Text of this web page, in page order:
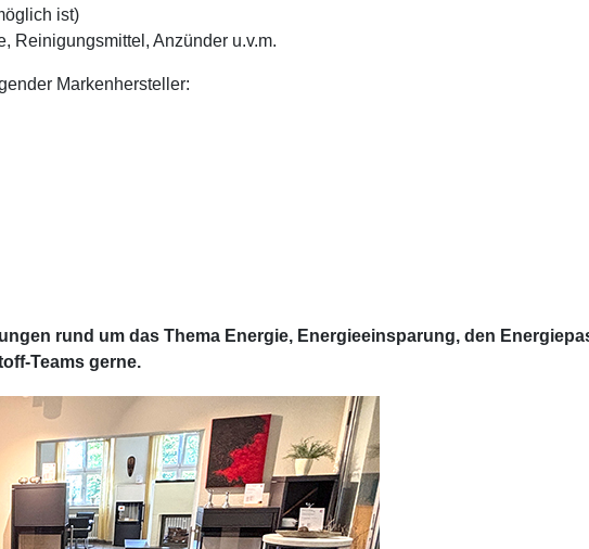
ist)
Reinigungsmittel, Anzünder u.v.m.
Markenhersteller:
rund um das Thema Energie, Energieeinsparung, den
Teams gerne.